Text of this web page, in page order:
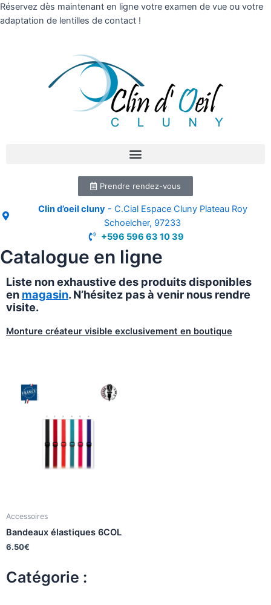
Réservez dès maintenant en ligne votre examen de vue ou votre
adaptation de lentilles de contact !
Prendre rendez-vous
Clin d’oeil cluny- C.Cial Espace Cluny Plateau Roy
Schoelcher, 97233
+596 596 63 10 39
Catalogue en ligne
Liste non exhaustive des produits disponibles
en magasin. N’hésitez pas à venir nous rendre
visite.
Monture créateur visible exclusivement en boutique
Accessoires
Bandeaux élastiques 6COL
6.50€
Catégorie :